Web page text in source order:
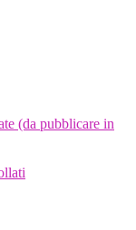
(da pubblicare in